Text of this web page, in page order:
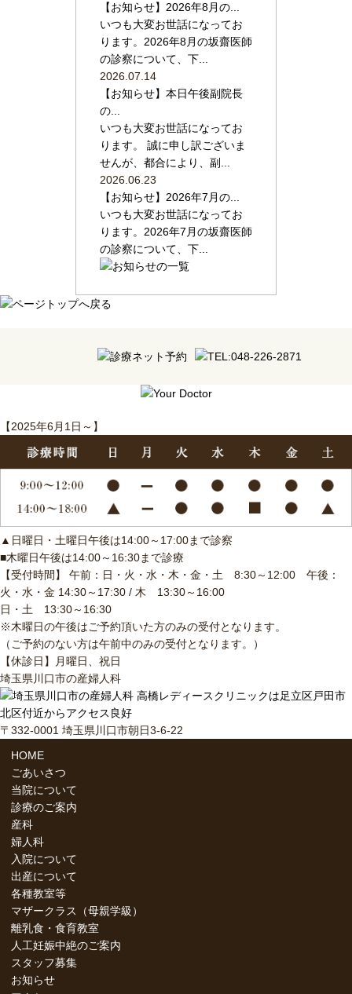
【お知らせ】2026年8月の...
いつも大変お世話になってお
ります。2026年8月の坂齋医師
の診察について、下...
2026.07.14
【お知らせ】本日午後副院長
の...
いつも大変お世話になってお
ります。 誠に申し訳ございま
せんが、都合により、副...
2026.06.23
【お知らせ】2026年7月の...
いつも大変お世話になってお
ります。2026年7月の坂齋医師
の診察について、下...
【2025年6月1日～】
▲日曜日・土曜日午後は14:00～17:00まで診察
■木曜日午後は14:00～16:30まで診療
【受付時間】 午前：日・火・水・木・金・土 8:30～12:00 午後：
火・水・金 14:30～17:30 / 木 13:30～16:00
日・土 13:30～16:30
※木曜日の午後はご予約頂いた方のみの受付となります。
（ご予約のない方は午前中のみの受付となります。）
【休診日】月曜日、祝日
埼玉県川口市の産婦人科
〒332-0001 埼玉県川口市朝日3-6-22
HOME
ごあいさつ
当院について
診療のご案内
産科
婦人科
入院について
出産について
各種教室等
マザークラス（母親学級）
離乳食・食育教室
人工妊娠中絶のご案内
スタッフ募集
お知らせ